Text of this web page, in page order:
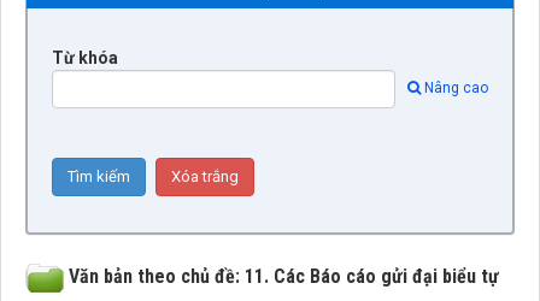
Từ khóa
Nâng cao
Văn bản theo chủ đề: 11. Các Báo cáo gửi đại biểu tự